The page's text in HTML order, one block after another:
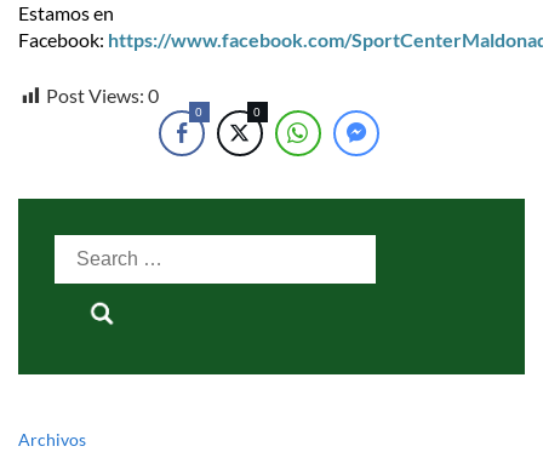
Estamos en
Facebook: https://www.facebook.com/
Post Views: 0
0 0
Search
Archivos